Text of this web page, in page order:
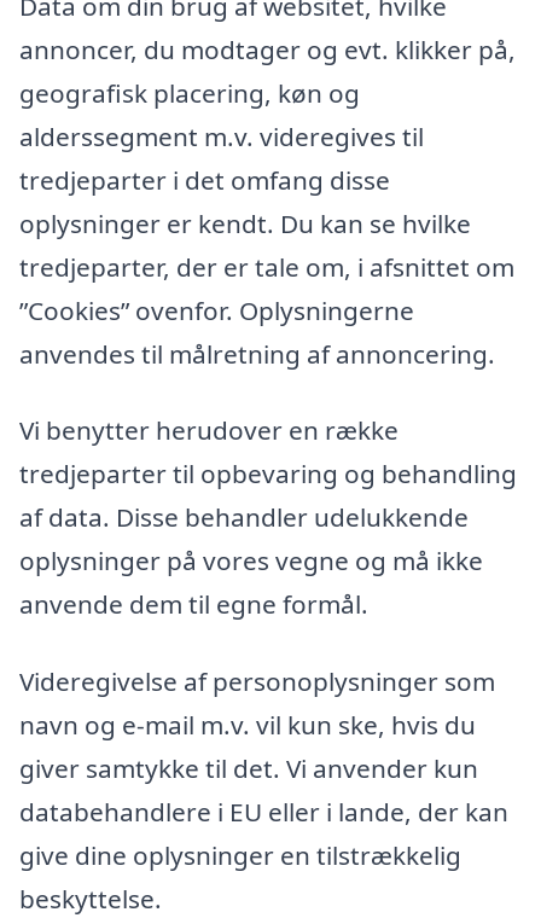
annoncer, du modtager og evt. klikker på,
geografisk placering, køn og
alderssegment m.v. videregives til
tredjeparter i det omfang disse
oplysninger er kendt. Du kan se hvilke
tredjeparter, der er tale om, i afsnittet om
”Cookies” ovenfor. Oplysningerne
anvendes til målretning af annoncering.
Vi benytter herudover en række
tredjeparter til opbevaring og behandling
af data. Disse behandler udelukkende
oplysninger på vores vegne og må ikke
anvende dem til egne formål.
Videregivelse af personoplysninger som
navn og e-mail m.v. vil kun ske, hvis du
giver samtykke til det. Vi anvender kun
databehandlere i EU eller i lande, der kan
give dine oplysninger en tilstrækkelig
beskyttelse.